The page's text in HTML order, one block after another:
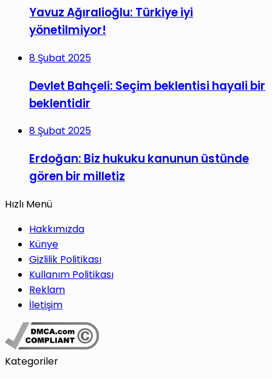
Yavuz Ağıralioğlu: Türkiye iyi
yönetilmiyor!
8 Şubat 2025
Devlet Bahçeli: Seçim beklentisi hayali bir
beklentidir
8 Şubat 2025
Erdoğan: Biz hukuku kanunun üstünde
gören bir milletiz
Hızlı Menü
Hakkımızda
Künye
Gizlilik Politikası
Kullanım Politikası
Reklam
İletişim
Kategoriler